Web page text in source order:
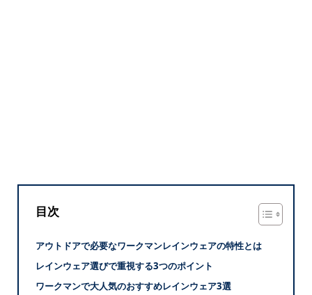
目次
アウトドアで必要なワークマンレインウェアの特性とは
レインウェア選びで重視する3つのポイント
ワークマンで大人気のおすすめレインウェア3選